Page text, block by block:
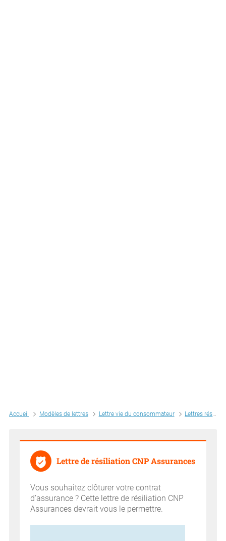
Accueil Modèles de lettres Lettre vie du consommateur Lettres résiliation
Lettre de résiliation CNP Assurances
Vous souhaitez clôturer votre contrat
d’assurance ? Cette lettre de résiliation CNP
Assurances devrait vous le permettre.